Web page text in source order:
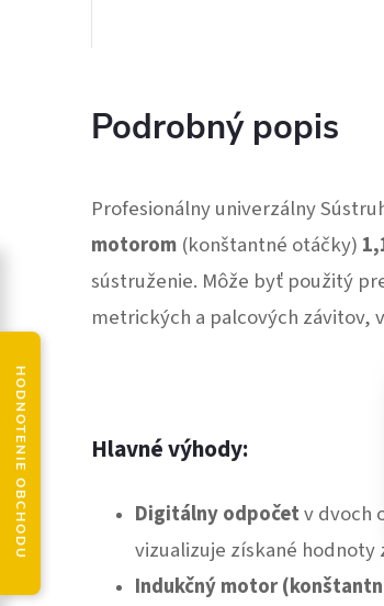
Podrobný popis
Profesionálny univerzálny
motorom (konštantné otáčky)
sústruženie. Môže byť použitý
metrických a palcových závitov,
Hlavné výhody:
Digitálny odpočetv dvoch
vizualizuje získané
Indukčný motor
HODNOTENIE OBCHODU